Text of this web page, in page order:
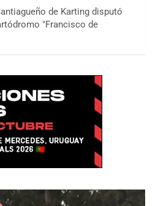
de Karting disputó
"Francisco de